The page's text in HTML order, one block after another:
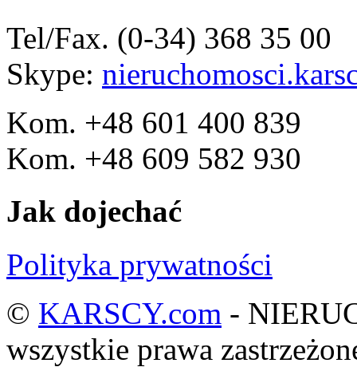
Tel/Fax. (0-34) 368 35 00
Skype:
Kom. +48 601 400 839
Kom. +48 609 582 930
Jak dojechać
Polityka prywatności
© KARSCY.com -
wszystkie prawa